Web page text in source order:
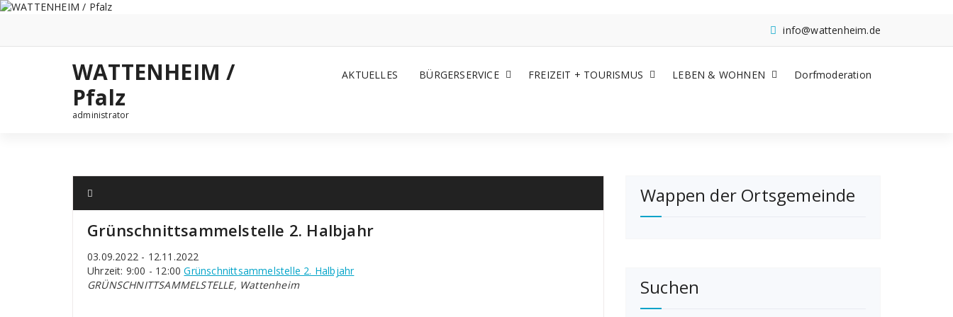
Zum
info@wattenheim.de
WATTENHEIM /
Pfalz
administrator
AKTUELLES BÜRGERSERVICE FREIZEIT + TOURISMUS LEBEN & WOHNEN Dorfmoderation
Grünschnittsammelstelle 2. Halbjahr
03.09.2022 - 12.11.2022
Uhrzeit: 9:00 - 12:00Grünschnittsammelstelle 2. Halbjahr
GRÜNSCHNITTSAMMELSTELLE, Wattenheim
Wappen der Ortsgemeinde
Suchen